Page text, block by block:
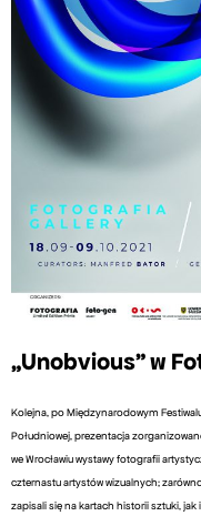
„Unobvious” w
Kolejna, po Międzynarodowym
Południowej, prezentacja
we Wrocławiu wystawy fotografii
czternastu artystów wizualnych;
zapisali się na kartach historii sztuki,